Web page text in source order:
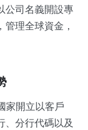
公司名義開設專
理全球資金，
家開立以客戶
、分行代碼以及